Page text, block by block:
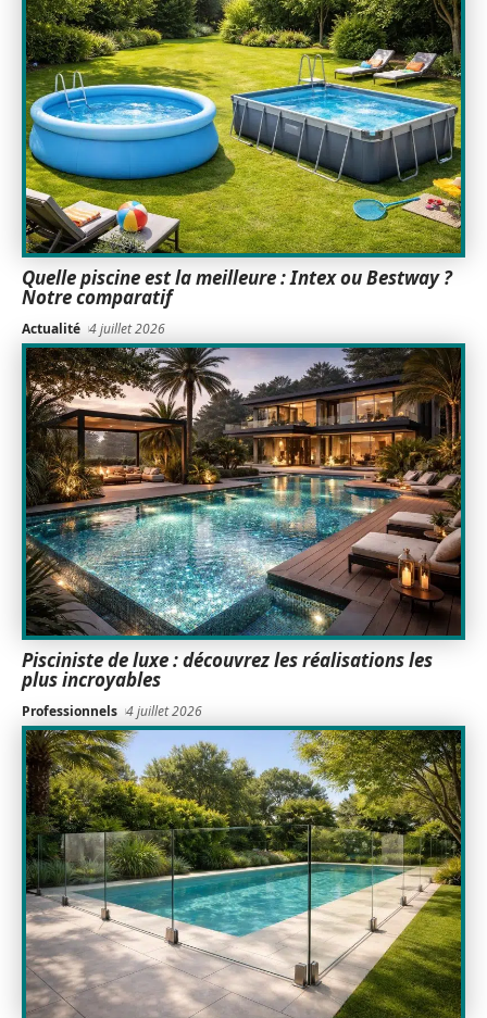
Quelle piscine est la meilleure : Intex ou Bestway ?
Notre comparatif
Actualité 4 juillet 2026
Pisciniste de luxe : découvrez les réalisations les
plus incroyables
Professionnels 4 juillet 2026